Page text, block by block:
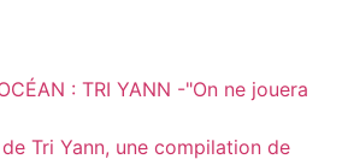
: TRI YANN -"On ne jouera
Tri Yann, une compilation de